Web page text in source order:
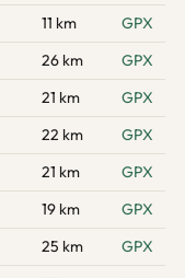
11 km
GPX
26 km
GPX
21 km
GPX
22 km
GPX
21 km
GPX
19 km
GPX
25 km
GPX